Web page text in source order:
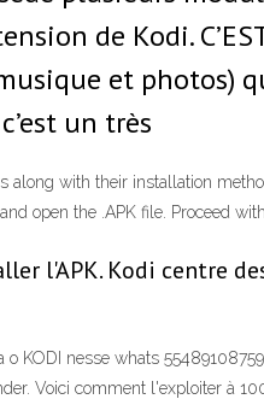
de Kodi.
et photos)
un très
with their installation
open the .APK file. Proceed
l'APK. Kodi centre
KODI nesse whats
Voici comment l'exploiter à